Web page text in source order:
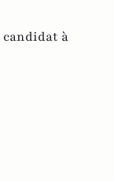
candidat à